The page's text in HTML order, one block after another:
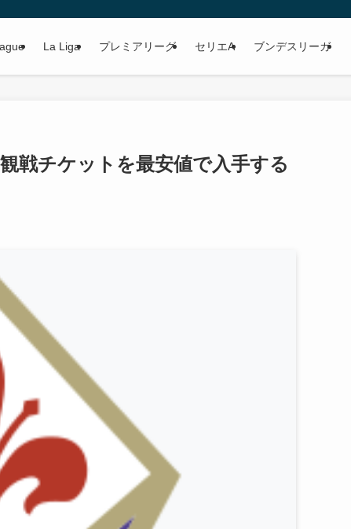
La Liga プレミアリーグ セリエA ブンデスリーガ
戦チケットを最安値で入手する